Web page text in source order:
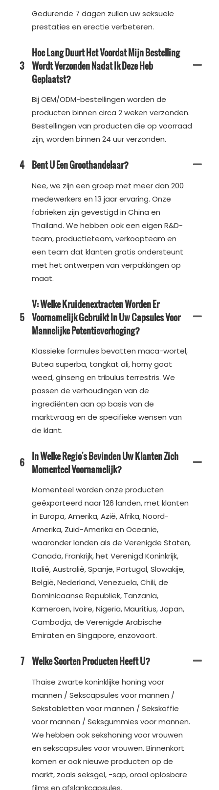
Gedurende 7 dagen zullen uw seksuele
prestaties en erectie verbeteren.
3
Hoe Lang Duurt Het Voordat Mijn Bestelling
Wordt Verzonden Nadat Ik Deze Heb
Geplaatst?
Bij OEM/ODM-bestellingen worden de
producten binnen circa 2 weken verzonden.
Bestellingen van producten die op voorraad
zijn, worden binnen 24 uur verzonden.
4 Bent U Een Groothandelaar?
Nee, we zijn een groep met meer dan 200
medewerkers en 13 jaar ervaring. Onze
fabrieken zijn gevestigd in China en
Thailand. We hebben ook een eigen R&D-
team, productieteam, verkoopteam en
een team dat klanten gratis ondersteunt
met het ontwerpen van verpakkingen op
maat.
5
V: Welke Kruidenextracten Worden Er
Voornamelijk Gebruikt In Uw Capsules Voor
Mannelijke Potentieverhoging?
Klassieke formules bevatten maca-wortel,
Butea superba, tongkat ali, horny goat
weed, ginseng en tribulus terrestris. We
passen de verhoudingen van de
ingrediënten aan op basis van de
marktvraag en de specifieke wensen van
de klant.
6 In Welke Regio's Bevinden Uw Klanten Zich
Momenteel Voornamelijk?
Momenteel worden onze producten
geëxporteerd naar 126 landen, met klanten
in Europa, Amerika, Azië, Afrika, Noord-
Amerika, Zuid-Amerika en Oceanië,
waaronder landen als de Verenigde Staten,
Canada, Frankrijk, het Verenigd Koninkrijk,
Italië, Australië, Spanje, Portugal, Slowakije,
België, Nederland, Venezuela, Chili, de
Dominicaanse Republiek, Tanzania,
Kameroen, Ivoire, Nigeria, Mauritius, Japan,
Cambodja, de Verenigde Arabische
Emiraten en Singapore, enzovoort.
7 Welke Soorten Producten Heeft U?
Thaise zwarte koninklijke honing voor
mannen / Sekscapsules voor mannen /
Sekstabletten voor mannen / Sekskoffie
voor mannen / Seksgummies voor mannen.
We hebben ook sekshoning voor vrouwen
en sekscapsules voor vrouwen. Binnenkort
komen er ook nieuwe producten op de
markt, zoals seksgel, -sap, oraal oplosbare
films en afslankcapsules.